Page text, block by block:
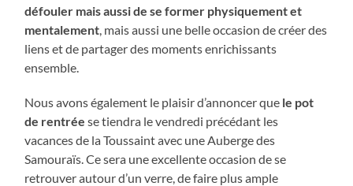
défouler mais aussi de se former physiquement et
mentalement , mais aussi une belle occasion de créer des
liens et de partager des moments enrichissants
ensemble.
Nous avons également le plaisir d’annoncer que le pot
de rentrée se tiendra le vendredi précédant les
vacances de la Toussaint avec une Auberge des
Samouraïs. Ce sera une excellente occasion de se
retrouver autour d’un verre, de faire plus ample